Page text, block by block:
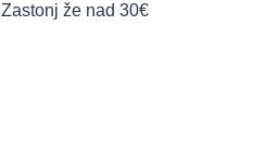
Zastonj že nad 30€